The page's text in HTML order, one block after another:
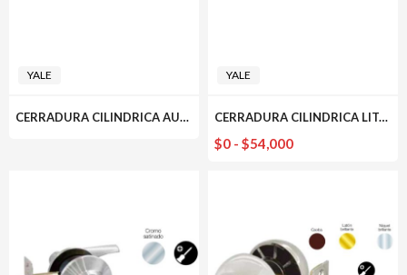
YALE
CERRADURA CILINDRICA AUSTIN YALE
YALE
CERRADURA CILINDRICA LITCHFIELD YALE
$0 - $54,000Rango
hasta